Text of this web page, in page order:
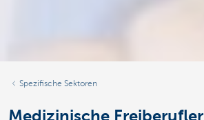
Spezifische Sektoren
Medizinische Freiberufler